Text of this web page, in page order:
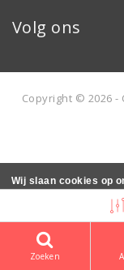
Volg ons
Copyright © 2026
Zoeken
Wij slaan cookies op